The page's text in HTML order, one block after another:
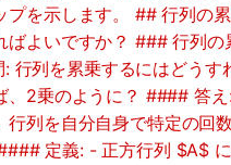
プを示します。 ## 行列の
ばよいですか？ ### 行列の
行列を累乗するにはどうす
、2乗のように？ #### 答
行列を自分自身で特定の回
定義: - 正方行列 $A$